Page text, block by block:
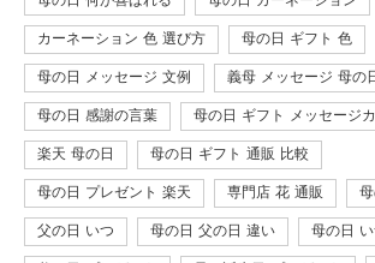
カーネーション 色 選び方 母の日 ギフト 色
母の日 メッセージ 文例 義母 メッセージ 母の
母の日 感謝の言葉 母の日 ギフト メッセージ
楽天 母の日 母の日 ギフト 通販 比較
母の日 プレゼント 楽天 専門店 花 通販
父の日 いつ 母の日 父の日 違い 母の日 い